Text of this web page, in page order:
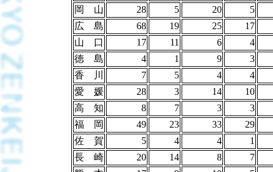
岡 山
28 5 20
5
広 島
68 19 25
17
山 口
17 11 6
4
徳 島
4 1 9
3
香 川
7 5 4
4
愛 媛
28 3 14
10
高 知
8 7 3
3
福 岡
49 23 33
29
佐 賀
5 4 4
1
長 崎
20 14 8
7